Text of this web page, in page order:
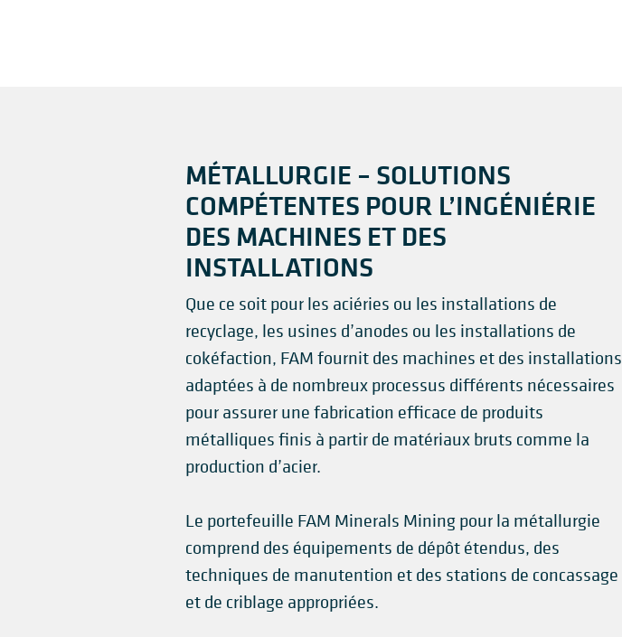
MÉTALLURGIE – SOLUTIONS
COMPÉTENTES POUR L’INGÉNIÉRIE
DES MACHINES ET DES
INSTALLATIONS
Que ce soit pour les aciéries ou les installations de
recyclage, les usines d’anodes ou les installations de
cokéfaction, FAM fournit des machines et des installations
adaptées à de nombreux processus différents nécessaires
pour assurer une fabrication efficace de produits
métalliques finis à partir de matériaux bruts comme la
production d’acier.
Le portefeuille FAM Minerals Mining pour la métallurgie
comprend des équipements de dépôt étendus, des
techniques de manutention et des stations de concassage
et de criblage appropriées.